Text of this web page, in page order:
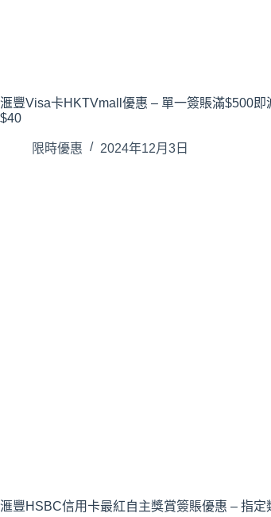
滙豐Visa卡HKTVmall優惠 – 單一簽賬滿$500即
$40
限時優惠 2024年12月3日
滙豐HSBC信用卡最紅自主獎賞簽賬優惠 – 指定